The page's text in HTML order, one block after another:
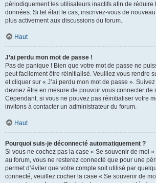
périodiquement les utilisateurs inactifs afin de réduire
données. Si tel était le cas, inscrivez-vous de
plus activement aux discussions du forum.
Haut
J’ai perdu mon mot de passe !
Pas de panique ! Bien que votre mot de passe ne
peut facilement être réinitialisé. Veuillez vous rendre
et cliquer sur « J’ai perdu mon mot de passe ».
devriez être en mesure de pouvoir vous connecter de
Cependant, si vous ne pouvez pas réinitialiser votre
invitons à contacter un administrateur du forum.
Haut
Pourquoi suis-je déconnecté automatiquement ?
Si vous ne cochez pas la case « Se souvenir de moi
au forum, vous ne resterez connecté que pour une
permet d’éviter que votre compte soit utilisé par
connecté, veuillez cocher la case « Se souvenir de